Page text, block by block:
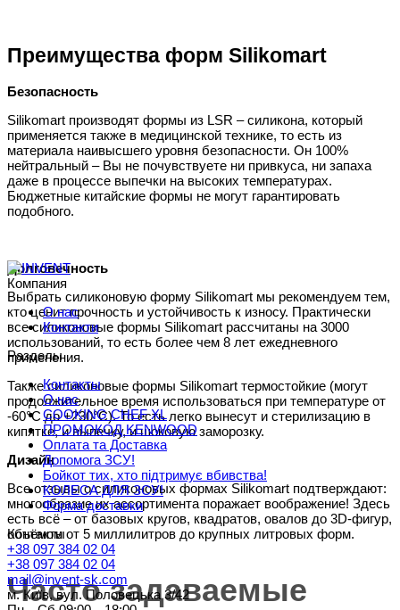
Преимущества форм Silikomart
Безопасность
Silikomart производят формы из LSR – силикона, который
применяется также в медицинской технике, то есть из
материала наивысшего уровня безопасности. Он 100%
нейтральный – Вы не почувствуете ни привкуса, ни запаха
даже в процессе выпечки на высоких температурах.
Бюджетные китайские формы не могут гарантировать
подобного.
Долговечность
Выбрать силиконовую форму Silikomart мы рекомендуем тем,
кто ценит прочность и устойчивость к износу. Практически
все силиконовые формы Silikomart рассчитаны на 3000
использований, то есть более чем 8 лет ежедневного
применения.
Также силиконовые формы Silikomart термостойкие (могут
продолжительное время использоваться при температуре от
-60°C до +230°C). То есть легко вынесут и стерилизацию в
кипятке, и выпечку, и шоковую заморозку.
Дизайн
Все отзывы о силиконовых формах Silikomart подтверждают:
многообразие их ассортимента поражает воображение! Здесь
есть всё – от базовых кругов, квадратов, овалов до 3D-фигур,
объёмом от 5 миллилитров до крупных литровых форм.
Часто задаваемые
Компания
О нас
Контакти
Разделы
Контакты
О нас
COOKING CHEF XL
ПРОМОКОД KENWOOD
Оплата та Доставка
Допомога ЗСУ!
Бойкот тих, хто підтримує вбивства!
КОЛЕСА ДЛЯ ЗСУ!
Форма доставки
Контакты
+38 097 384 02 04
+38 097 384 02 04
mail@invent-sk.com
м. Київ, вул. Половецька 3/42